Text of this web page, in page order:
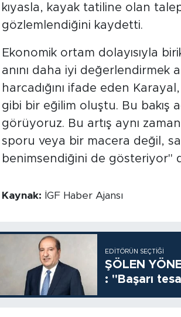
kıyasla, kayak tatiline olan
gözlemlendiğini kaydetti.
Ekonomik ortam dolayısıyla
anını daha iyi değerlendirmek
harcadığını ifade eden
gibi bir eğilim oluştu. Bu bakış
görüyoruz. Bu artış aynı
sporu veya bir macera değil,
benimsendiğini de gösteriyor"
Kaynak: İGF Haber Ajansı
EDITÖRÜN SEÇTIĞI
ŞÖLEN
: "Başarı